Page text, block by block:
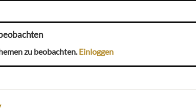
zu beobachten.Einloggen